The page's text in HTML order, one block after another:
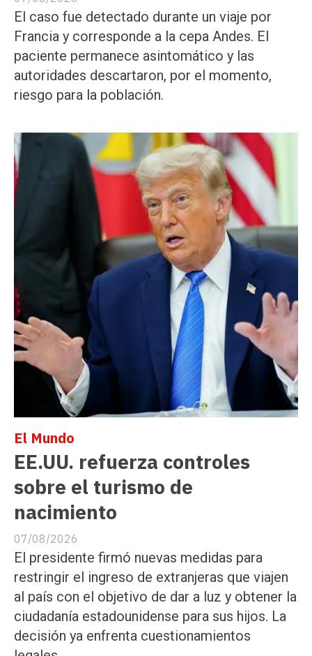
El caso fue detectado durante un viaje por
Francia y corresponde a la cepa Andes. El
paciente permanece asintomático y las
autoridades descartaron, por el momento,
riesgo para la población.
EE.UU. refuerza controles
sobre el turismo de
nacimiento
El Mundo
07/08/2026
El presidente firmó nuevas medidas para
restringir el ingreso de extranjeras que viajen
al país con el objetivo de dar a luz y obtener la
ciudadanía estadounidense para sus hijos. La
decisión ya enfrenta cuestionamientos